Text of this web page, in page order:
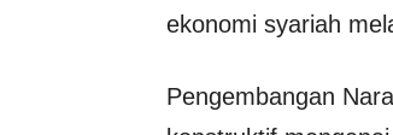
ekonomi syariah
Pengembangan